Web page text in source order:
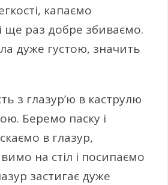
капаємо
ще раз добре збиваємо.
дуже густою, значить
з глазур’ю в каструлю
Беремо паску і
в глазур,
на стіл і посипаємо
застигає дуже